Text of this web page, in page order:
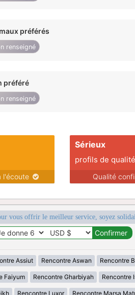
préférés
renseigné
préféré
renseigné
l'écoute
Sérieux
profils de qualité
Qualité
vous offrir le meilleur service, soyez
Assiut Rencontre Aswan Rencontre
Faiyum Rencontre Gharbiyah Rencontre
Rencontre Luxor Rencontre Marsa